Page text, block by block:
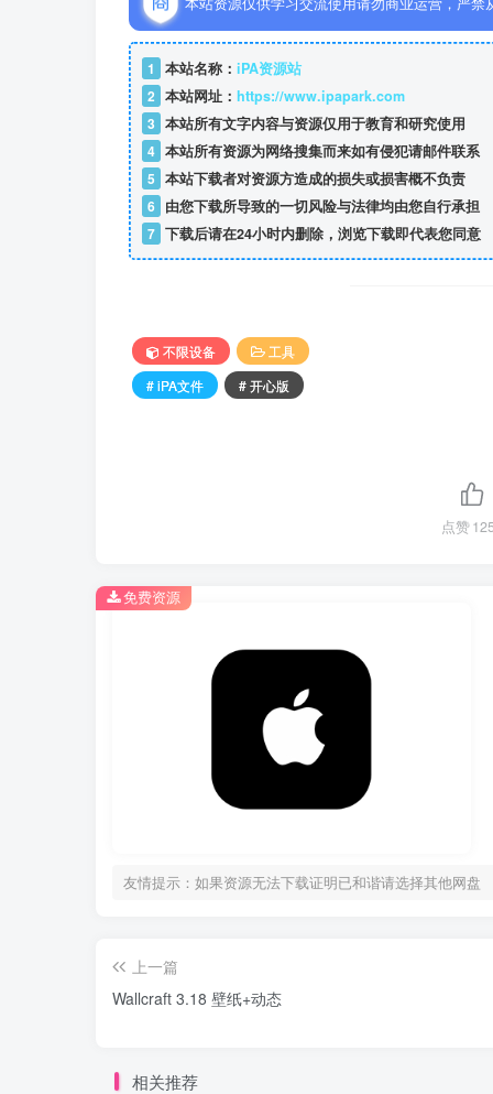
1 本站名称： iPA资源站
2 本站网址： https://www.ipapark.com
3 本站所有文字内容与资源仅用于教育和研究使用
4 本站所有资源为网络搜集而来如有侵犯请邮件联系
5 本站下载者对资源方造成的损失或损害概不负责
6 由您下载所导致的一切风险与法律均由您自行承担
7 下载后请在24小时内删除，浏览下载即代表您同意
不限设备
工具
# iPA文件
# 开心版
点赞
友情提示：如果资源无法下载证明已和谐请选择其他网盘
免费资源
上一篇
Wallcraft 3.18 壁纸+动态
相关推荐